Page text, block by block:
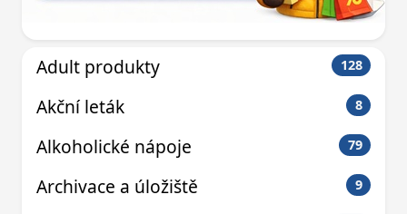
Adult produkty 128
Akční leták 8
Alkoholické nápoje 79
Archivace a úložiště 9